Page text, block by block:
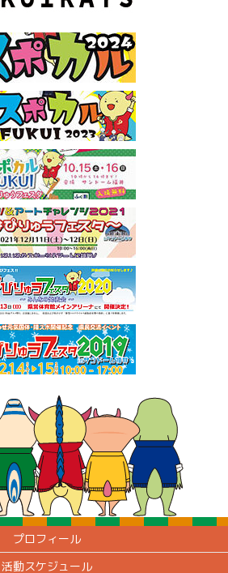
プロフィール
活動スケジュール